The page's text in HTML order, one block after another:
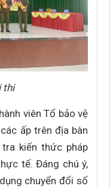
thi
viên Tổ bảo vệ
ấp trên địa bàn
kiến thức pháp
tế. Đáng chú ý,
chuyển đổi số